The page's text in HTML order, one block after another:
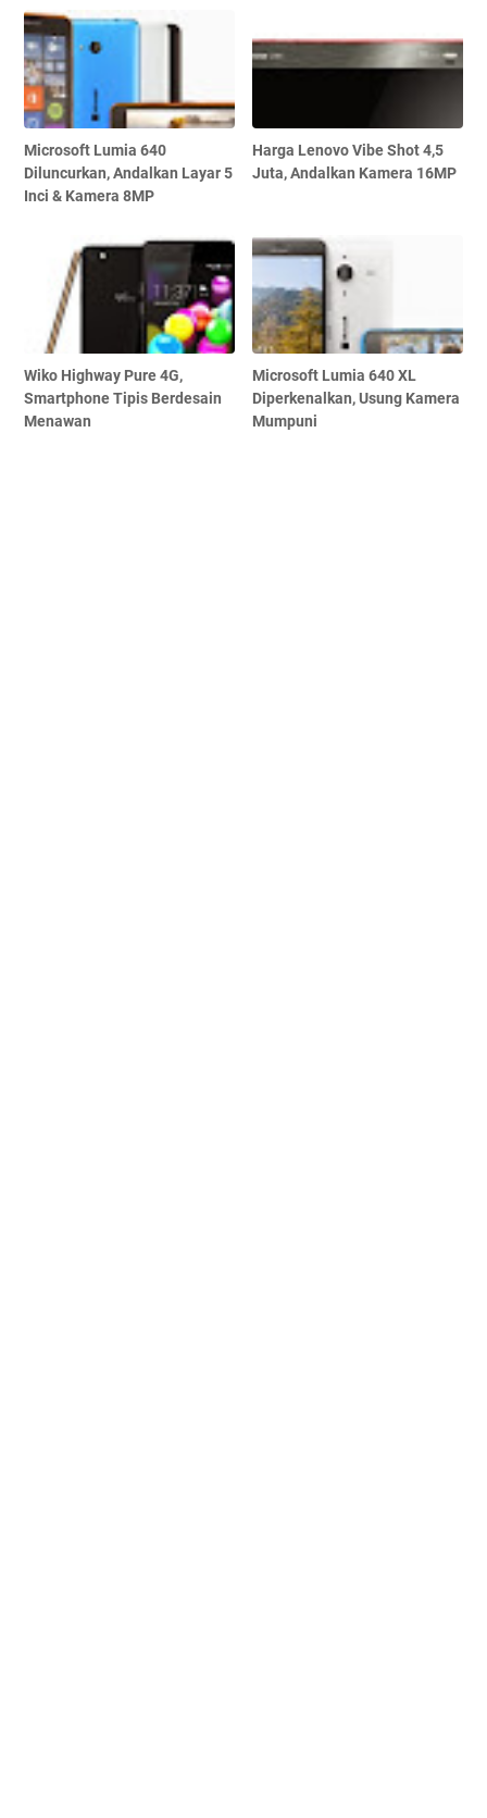
Microsoft Lumia 640
Diluncurkan, Andalkan Layar 5
Inci & Kamera 8MP
Harga Lenovo Vibe Shot 4,5
Juta, Andalkan Kamera 16MP
Wiko Highway Pure 4G,
Smartphone Tipis Berdesain
Menawan
Microsoft Lumia 640 XL
Diperkenalkan, Usung Kamera
Mumpuni